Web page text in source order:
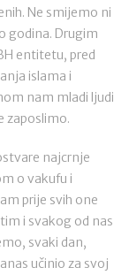
Ne smijemo ni
godina. Drugim
entitetu, pred
islama i
nam mladi ljudi
zaposlimo.
najcrnje
o vakufu i
prije svih one
i svakog od nas
svaki dan,
učinio za svoj